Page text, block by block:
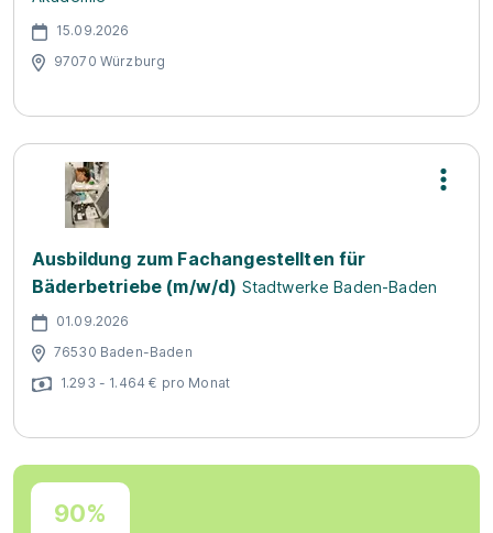
15.09.2026
97070 Würzburg
Ausbildung zum Fachangestellten für
Bäderbetriebe (m/w/d) Stadtwerke Baden-Baden
01.09.2026
76530 Baden-Baden
1.293 - 1.464 € pro Monat
90%